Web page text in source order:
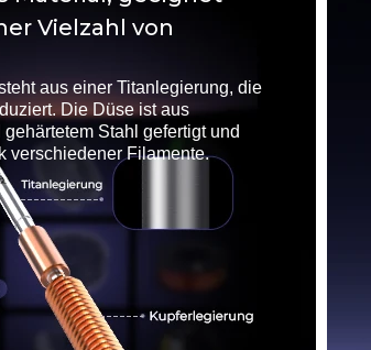
Vielzahl von
aus einer Titanlegierung, die
Die Düse ist aus
Stahl gefertigt und
verschiedener Filamente.